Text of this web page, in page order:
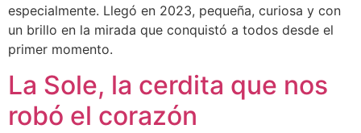
especialmente. Llegó en 2023, pequeña, curiosa y con
un brillo en la mirada que conquistó a todos desde el
primer momento.
La Sole, la cerdita que nos
robó el corazón